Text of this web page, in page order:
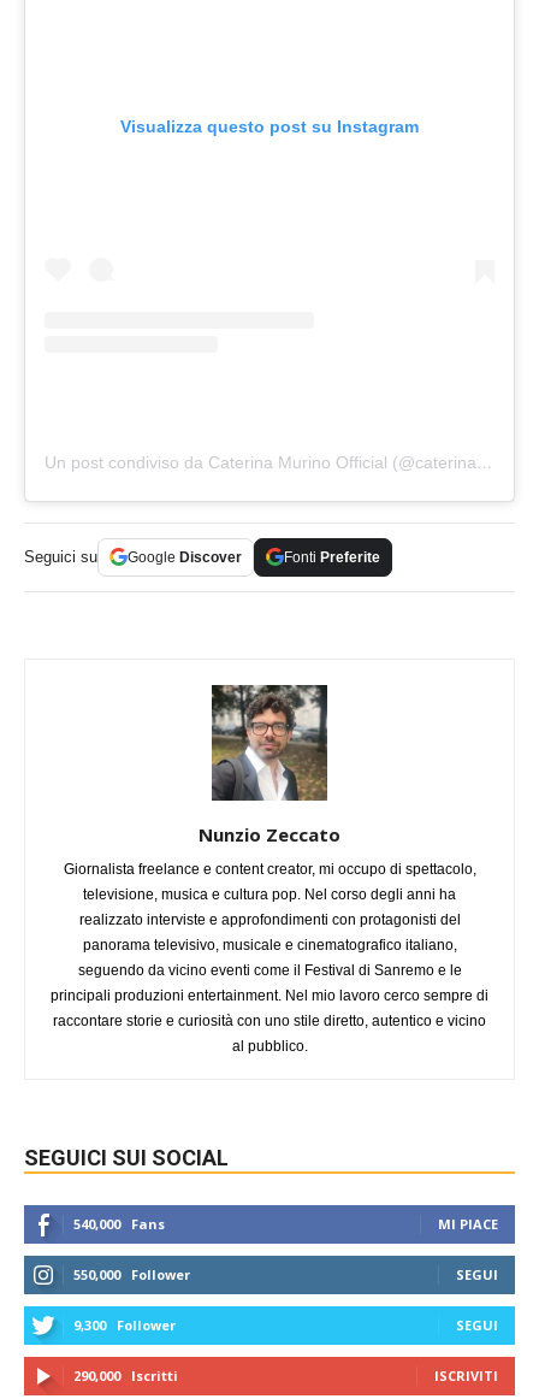
Visualizza questo post su Instagram
Un post condiviso da Caterina Murino Official (@caterina_murino_official)
Seguici su Google Discover Fonti Preferite
Nunzio Zeccato
Giornalista freelance e content creator, mi occupo di spettacolo,
televisione, musica e cultura pop. Nel corso degli anni ha
realizzato interviste e approfondimenti con protagonisti del
panorama televisivo, musicale e cinematografico italiano,
seguendo da vicino eventi come il Festival di Sanremo e le
principali produzioni entertainment. Nel mio lavoro cerco sempre di
raccontare storie e curiosità con uno stile diretto, autentico e vicino
al pubblico.
SEGUICI SUI SOCIAL
540,000 Fans MI PIACE
550,000 Follower SEGUI
9,300 Follower SEGUI
290,000 Iscritti ISCRIVITI